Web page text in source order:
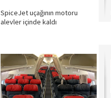
SpiceJet uçağının motoru
alevler içinde kaldı